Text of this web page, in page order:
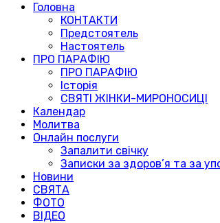
Головна
КОНТАКТИ
Предстоятель
Настоятель
ПРО ПАРАФІЮ
ПРО ПАРАФІЮ
Історія
СВЯТІ ЖІНКИ-МИРОНОСИЦІ
Календар
Молитва
Онлайн послуги
Запалити свічку
Записки за здоров’я та за
Новини
СВЯТА
ФОТО
ВІДЕО